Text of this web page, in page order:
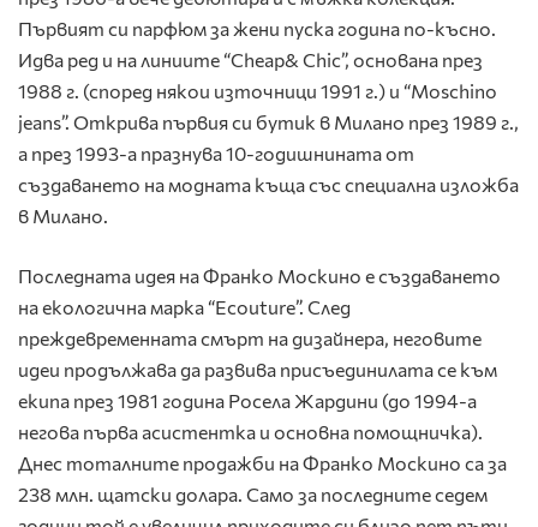
Първият си парфюм за жени пуска година по-късно.
Идва ред и на линиите “Cheap& Chic”, основана през
1988 г. (според някои източници 1991 г.) и “Moschino
jeans”. Открива първия си бутик в Милано през 1989 г.,
а през 1993-а празнува 10-годишнината от
създаването на модната къща със специална изложба
в Милано.
Последната идея на Франко Москино е създаването
на екологична марка “Ecouture”. След
преждевременната смърт на дизайнера, неговите
идеи продължава да развива присъединилата се към
екипа през 1981 година Росела Жардини (до 1994-а
негова първа асистентка и основна помощничка).
Днес тоталните продажби на Франко Москино са за
238 млн. щатски долара. Само за последните седем